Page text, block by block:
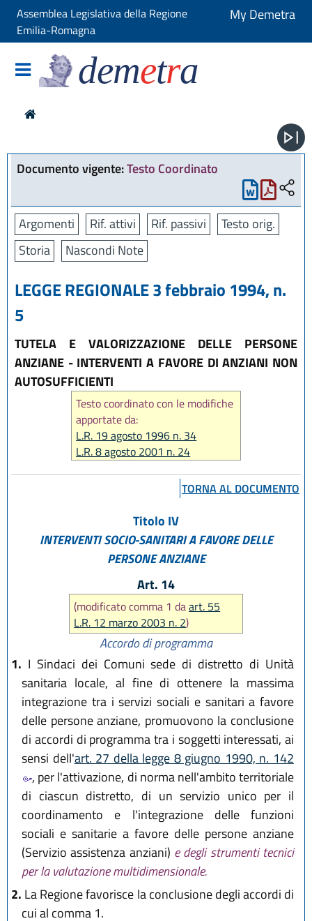
Assemblea Legislativa della Regione
Emilia-Romagna
My Demetra
demetra
Documento vigente:Testo Coordinato
Argomenti Rif. attivi Rif. passivi
Testo orig.
Storia
Nascondi Note
LEGGE REGIONALE 3 febbraio 1994, n.
5
TUTELA E VALORIZZAZIONE DELLE PERSONE
ANZIANE - INTERVENTI A FAVORE DI ANZIANI NON
AUTOSUFFICIENTI
Testo coordinato con le modifiche
apportate da:
L.R. 19 agosto 1996 n. 34
L.R. 8 agosto 2001 n. 24
TORNA AL DOCUMENTO
Titolo IV
INTERVENTI SOCIO-SANITARI A FAVOREDELLE
PERSONE ANZIANE
Art. 14
(modificato comma 1 daart. 55
L.R. 12 marzo 2003 n. 2)
Accordo di programma
1. I Sindaci dei Comuni sede di distretto di Unità
sanitaria locale, al fine di ottenere la massima
integrazione tra i servizi sociali e sanitari a favore
delle persone anziane, promuovono la conclusione
di accordi di programma tra i soggetti interessati, ai
sensi dell'art. 27 della legge 8 giugno 1990, n. 142
, per l'attivazione, di norma nell'ambito territoriale
di ciascun distretto, di un servizio unico per il
coordinamento e l'integrazione delle funzioni
sociali e sanitarie a favore delle persone anziane
(Servizio assistenza anziani) e degli strumenti tecnici
per la valutazione multidimensionale.
2. La Regione favorisce la conclusione degli accordi di
cui al comma 1.